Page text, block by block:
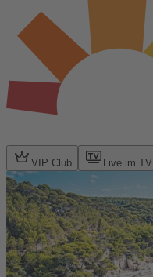
VIP Club Live im TV